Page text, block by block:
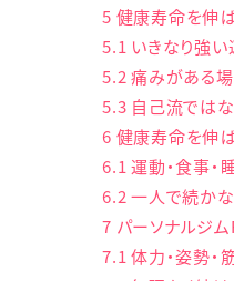
5 健康寿命を伸
5.1 いきなり強
5.2痛みがある
5.3 自己流では
6 健康寿命を伸
6.1運動・食事・
6.2一人で続か
7 パーソナルジ
7.1体力・姿勢